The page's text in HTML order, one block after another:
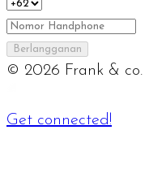
Berlangganan
© 2026 Frank & co.
Get connected!